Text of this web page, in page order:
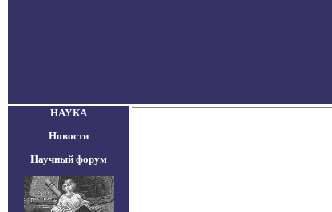
НАУКА
Новости
Научный форум